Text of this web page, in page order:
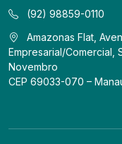
(92) 98859-0110
Amazonas Flat,
Empresarial/Comercial,
Novembro
CEP 69033-070 –